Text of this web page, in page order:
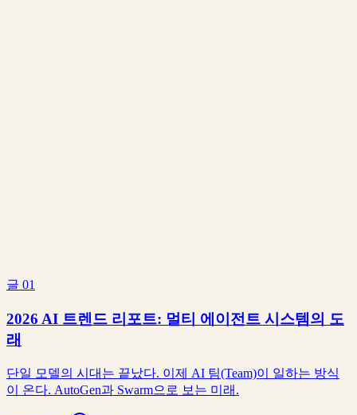
글 01
2026 AI 트렌드 리포트: 멀티 에이전트 시스템의 도
래
단일 모델의 시대는 끝났다. 이제 AI 팀(Team)이 일하는 방식
이 온다. AutoGen과 Swarm으로 보는 미래.